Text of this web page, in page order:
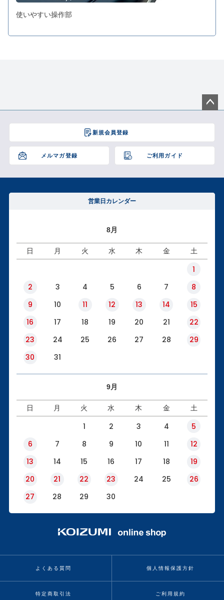
使いやすい操作部
新規会員登録
メルマガ登録 ご利用ガイド
ジト
へ
営業日カレンダー
8月
日 月 火 水 木 金 土
1
2
3 4 5 6 7
8
9
10 11 12 13 14
15
16
17 18 19 20 21
22
23
24 25 26 27 28
29
30
31
9月
日 月 火 水 木 金 土
1 2 3 4
5
6
7 8 9 10 11
12
13
14 15 16 17 18
19
20
21 22 23 24 25
26
27
28 29 30
よくある質問 個人情報保護方針
特定商取引法 ご利用規約